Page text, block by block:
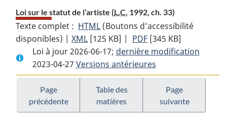
Loi sur le statut de l’artiste (L.C. 1992, ch. 33)
Texte complet : HTML Texte
complet
:
Loi
sur
le
statut
(Boutons d’accessibilité
disponibles) |XML Texte
complet
:
Loi
sur
[125 KB] | PDF Texte
complet
:
Loi
[345 KB]
Loi à jour 2026-06-17; dernière modification
2023-04-27 Versions antérieures
Page
précédente
Table des
matières
Page
suivante